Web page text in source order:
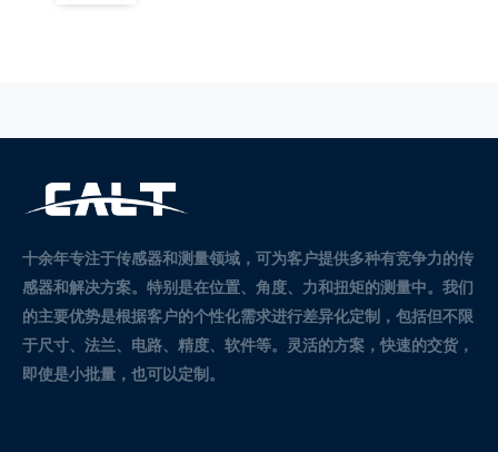
十余年专注于传感器和测量领域，可为客户提供多种有竞争力的传
感器和解决方案。 特别是在位置、角度、力和扭矩的测量中。 我们
的主要优势是根据客户的个性化需求进行差异化定制，包括但不限
于尺寸、法兰、电路、精度、软件等。灵活的方案，快速的交货，
即使是小批量，也可以定制。